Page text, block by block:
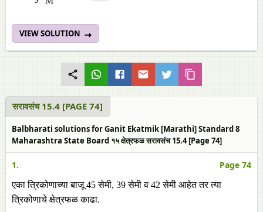
VIEW SOLUTION
सरावसंच 15.4 [PAGE 74]
Balbharati solutions for Ganit Ekatmik [Marathi] Standard 8
Maharashtra State Board १५ क्षेत्रफळ सरावसंच 15.4 [Page 74]
1. Page 74
एका त्रिकोणाच्या बाजू 45 सेमी, 39 सेमी व 42 सेमी आहेत तर त्या
त्रिकोणाचे क्षेत्रफळ काढा.